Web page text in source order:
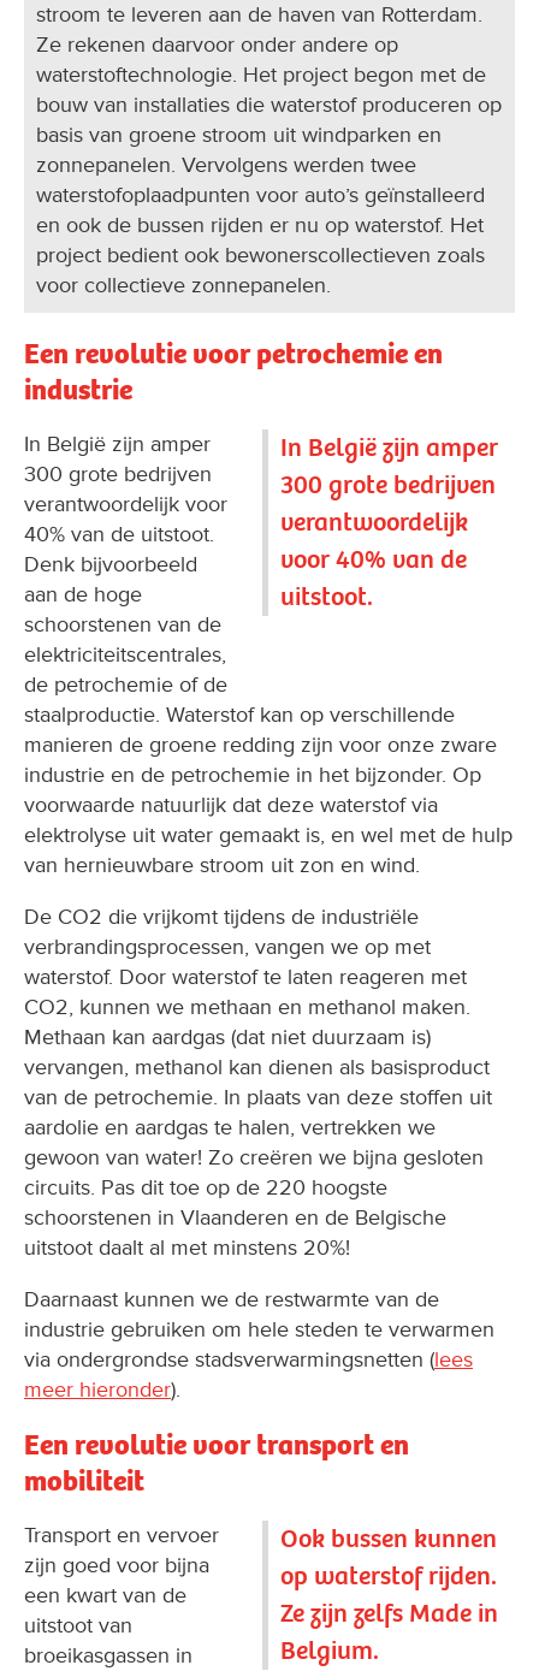
stroom te leveren aan de haven van Rotterdam.
Ze rekenen daarvoor onder andere op
waterstoftechnologie. Het project begon met de
bouw van installaties die waterstof produceren op
basis van groene stroom uit windparken en
zonnepanelen. Vervolgens werden twee
waterstofoplaadpunten voor auto’s geïnstalleerd
en ook de bussen rijden er nu op waterstof. Het
project bedient ook bewonerscollectieven zoals
voor collectieve zonnepanelen.
Een revolutie voor petrochemie en
industrie
In België zijn amper
300 grote bedrijven
verantwoordelijk
voor 40% van de
uitstoot.
In België zijn amper
300 grote bedrijven
verantwoordelijk voor
40% van de uitstoot.
Denk bijvoorbeeld
aan de hoge
schoorstenen van de
elektriciteitscentrales,
de petrochemie of de
staalproductie. Waterstof kan op verschillende
manieren de groene redding zijn voor onze zware
industrie en de petrochemie in het bijzonder. Op
voorwaarde natuurlijk dat deze waterstof via
elektrolyse uit water gemaakt is, en wel met de hulp
van hernieuwbare stroom uit zon en wind.
De CO2 die vrijkomt tijdens de industriële
verbrandingsprocessen, vangen we op met
waterstof. Door waterstof te laten reageren met
CO2, kunnen we methaan en methanol maken.
Methaan kan aardgas (dat niet duurzaam is)
vervangen, methanol kan dienen als basisproduct
van de petrochemie. In plaats van deze stoffen uit
aardolie en aardgas te halen, vertrekken we
gewoon van water! Zo creëren we bijna gesloten
circuits. Pas dit toe op de 220 hoogste
schoorstenen in Vlaanderen en de Belgische
uitstoot daalt al met minstens 20%!
Daarnaast kunnen we de restwarmte van de
industrie gebruiken om hele steden te verwarmen
via ondergrondse stadsverwarmingsnetten (lees
meer hieronder).
Een revolutie voor transport en
mobiliteit
Ook bussen kunnen
op waterstof rijden.
Ze zijn zelfs Made in
Belgium.
Transport en vervoer
zijn goed voor bijna
een kwart van de
uitstoot van
broeikasgassen in